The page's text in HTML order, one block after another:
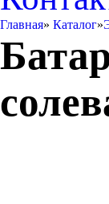
Главная» Каталог»